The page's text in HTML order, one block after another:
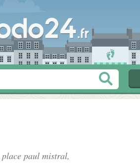
place paul mistral,